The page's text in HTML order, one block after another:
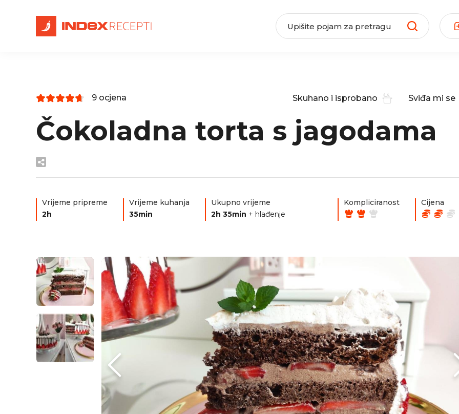
9 ocjena Skuhano i isprobano Sviđa mi se
Čokoladna torta s jagodama
Vrijeme pripreme
2h
Vrijeme kuhanja
35min
Ukupno vrijeme
2h 35min + hlađenje
Kompliciranost Cijena